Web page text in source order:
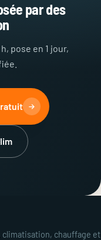
par des
pose en 1 jour,
climatisation, chauffage et